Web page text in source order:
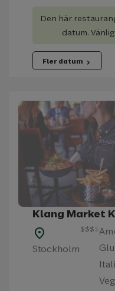
Den här
datum.
Fler datum chevron_right
Klang Market
place
Stockholm
$$$ $